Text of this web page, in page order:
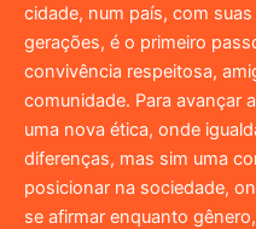
cidade, num país, com
gerações, é o primeiro
convivência respeitosa,
comunidade. Para avançar
uma nova ética, onde
diferenças, mas sim uma
posicionar na sociedade,
se afirmar enquanto